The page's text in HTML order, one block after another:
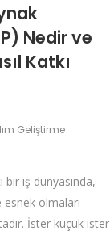
Nedir ve
Katkı
Geliştirme
iş dünyasında,
olmaları
İster küçük ister